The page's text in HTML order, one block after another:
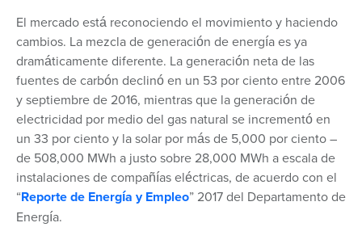
El mercado está reconociendo el movimiento y haciendo
cambios. La mezcla de generación de energía es ya
dramáticamente diferente. La generación neta de las
fuentes de carbón declinó en un 53 por ciento entre 2006
y septiembre de 2016, mientras que la generación de
electricidad por medio del gas natural se incrementó en
un 33 por ciento y la solar por más de 5,000 por ciento –
de 508,000 MWh a justo sobre 28,000 MWh a escala de
instalaciones de compañías eléctricas, de acuerdo con el
“Reporte de Energía y Empleo” 2017 del Departamento de
Energía.